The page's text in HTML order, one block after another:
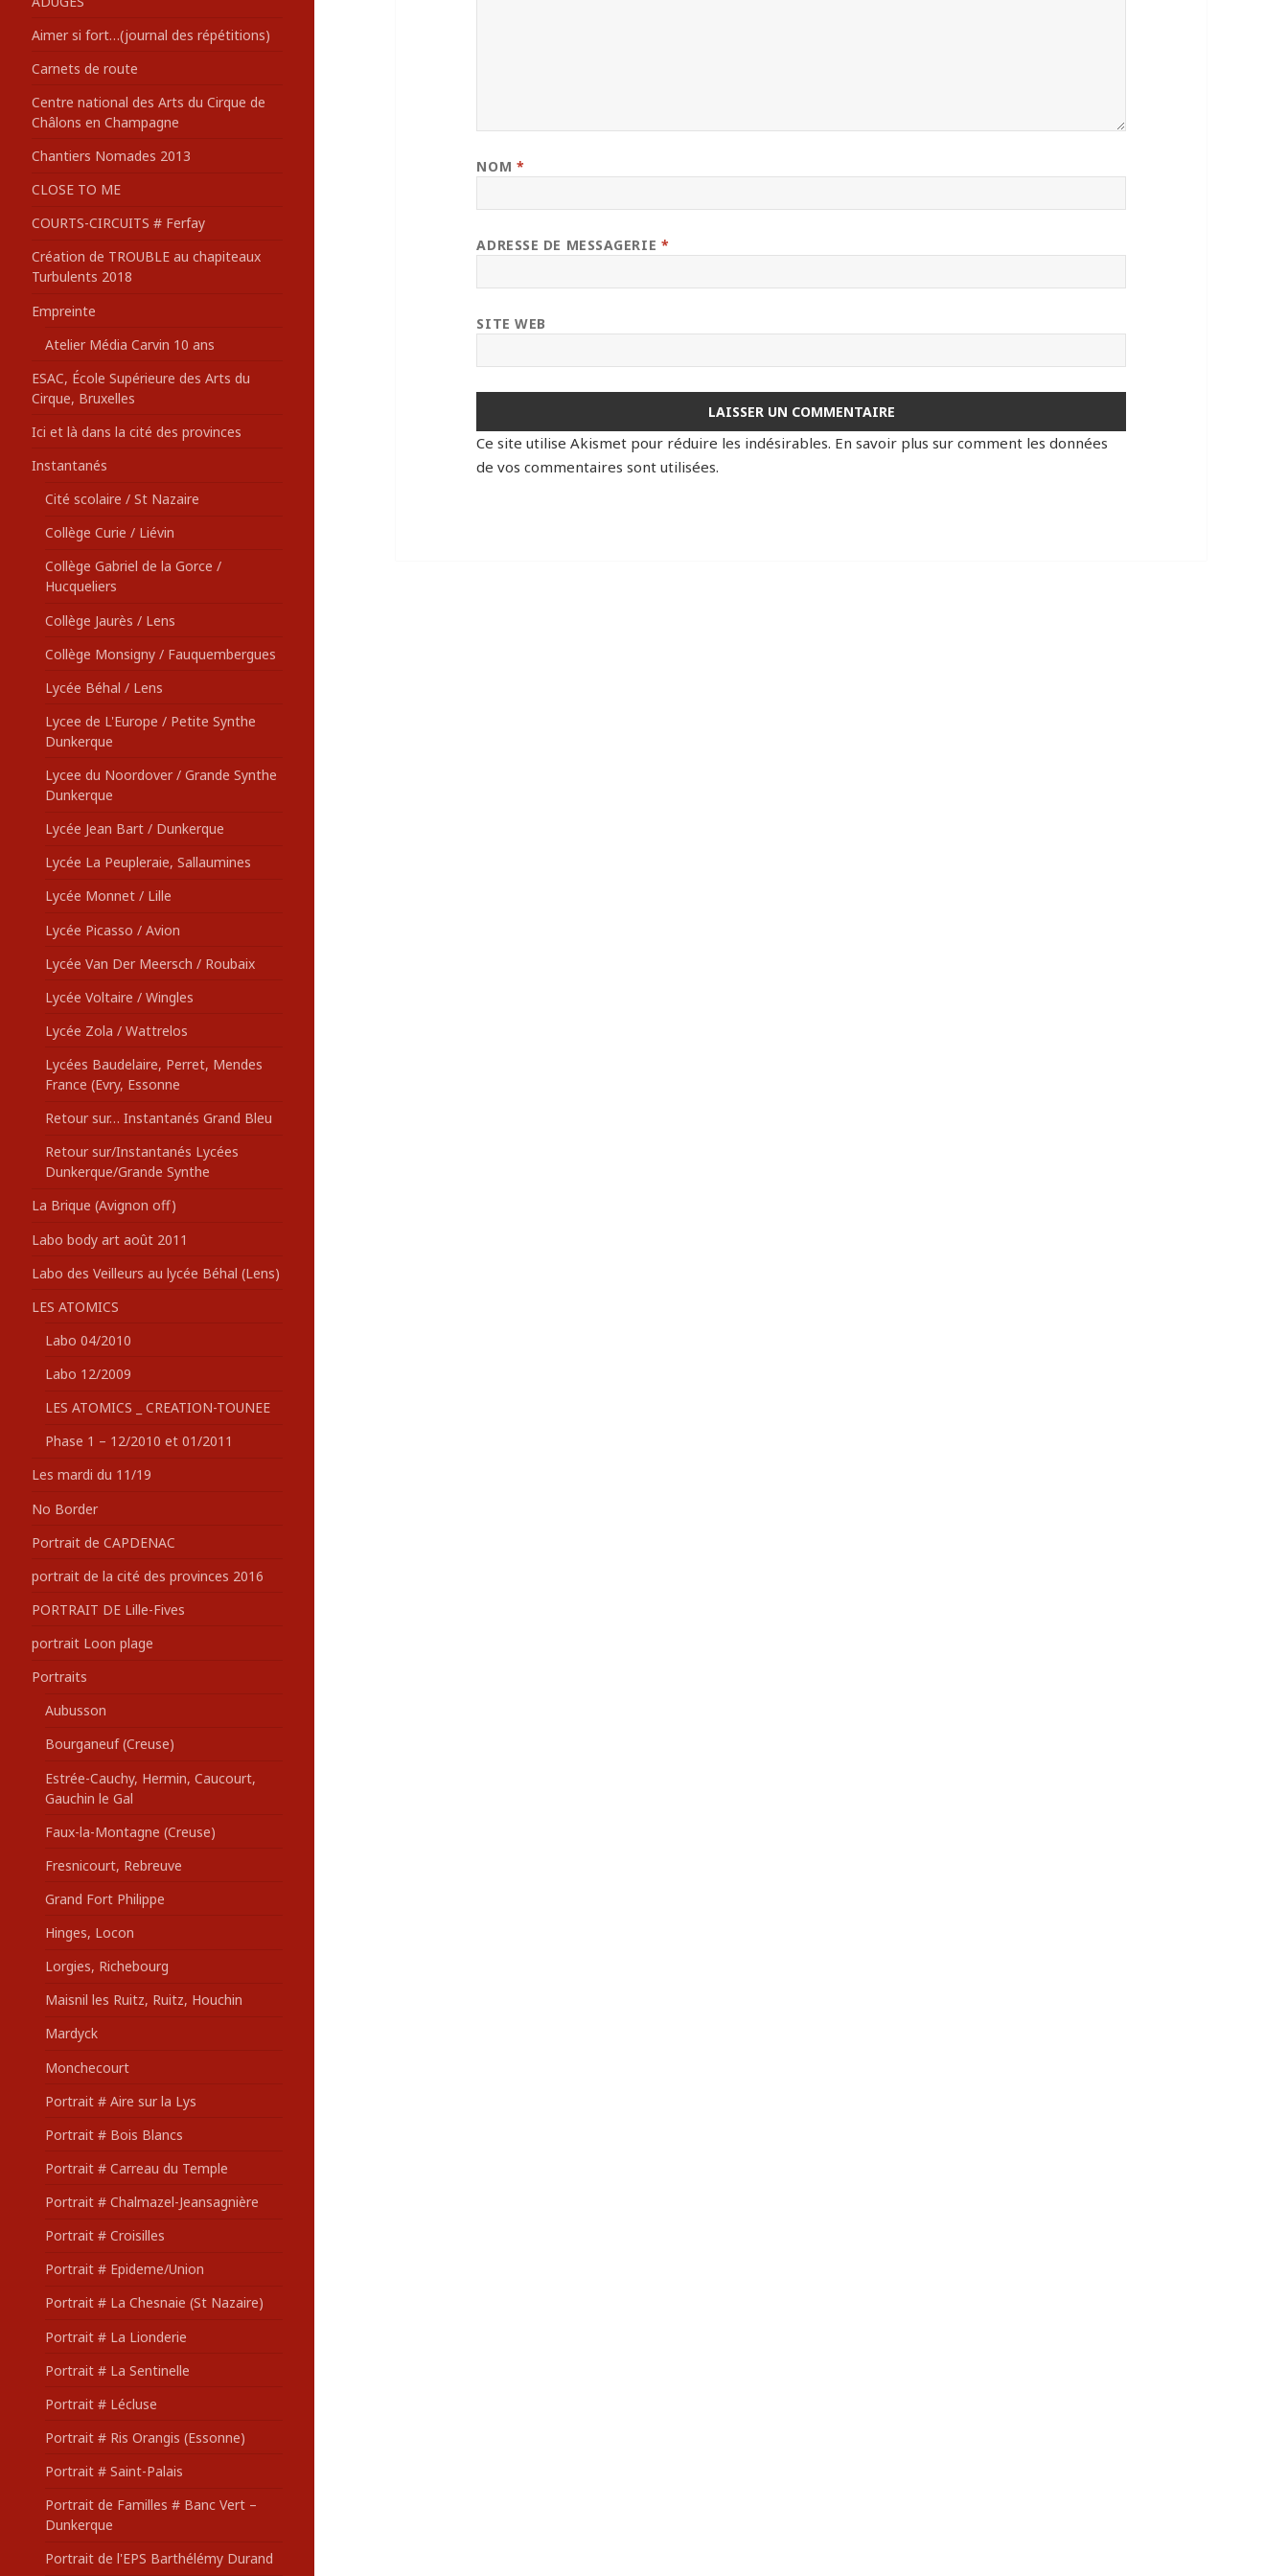
:Aimer si fort…(journal des répétitions)
Carnets de route
Centre national des Arts du Cirque de
Châlons en Champagne
Chantiers Nomades 2013
CLOSE TO ME
COURTS-CIRCUITS # Ferfay
Création de TROUBLE au chapiteaux
Turbulents 2018
Empreinte
Atelier Média Carvin 10 ans
ESAC, École Supérieure des Arts du
Cirque, Bruxelles
Ici et là dans la cité des provinces
Instantanés
Cité scolaire / St Nazaire
Collège Curie / Liévin
Collège Gabriel de la Gorce /
Hucqueliers
Collège Jaurès / Lens
Collège Monsigny / Fauquembergues
Lycée Béhal / Lens
Lycee de L'Europe / Petite Synthe
Dunkerque
Lycee du Noordover / Grande Synthe
Dunkerque
Lycée Jean Bart / Dunkerque
Lycée La Peupleraie, Sallaumines
Lycée Monnet / Lille
Lycée Picasso / Avion
Lycée Van Der Meersch / Roubaix
Lycée Voltaire / Wingles
Lycée Zola / Wattrelos
Lycées Baudelaire, Perret, Mendes
France (Evry, Essonne
Retour sur… Instantanés Grand Bleu
Retour sur/Instantanés Lycées
Dunkerque/Grande Synthe
La Brique (Avignon off)
Labo body art août 2011
Labo des Veilleurs au lycée Béhal (Lens)
LES ATOMICS
Labo 04/2010
Labo 12/2009
LES ATOMICS _ CREATION-TOUNEE
Phase 1 – 12/2010 et 01/2011
Les mardi du 11/19
No Border
Portrait de CAPDENAC
portrait de la cité des provinces 2016
PORTRAIT DE Lille-Fives
portrait Loon plage
Portraits
Aubusson
Bourganeuf (Creuse)
Estrée-Cauchy, Hermin, Caucourt,
Gauchin le Gal
Faux-la-Montagne (Creuse)
Fresnicourt, Rebreuve
Grand Fort Philippe
Hinges, Locon
Lorgies, Richebourg
Maisnil les Ruitz, Ruitz, Houchin
Mardyck
Monchecourt
Portrait # Aire sur la Lys
Portrait # Bois Blancs
Portrait # Carreau du Temple
Portrait # Chalmazel-Jeansagnière
Portrait # Croisilles
Portrait # Epideme/Union
Portrait # La Chesnaie (St Nazaire)
Portrait # La Lionderie
Portrait # La Sentinelle
Portrait # Lécluse
Portrait # Ris Orangis (Essonne)
Portrait # Saint-Palais
Portrait de Familles # Banc Vert –
Dunkerque
Portrait de l'EPS Barthélémy Durand
NOM *
ADRESSE DE MESSAGERIE *
SITE WEB
Ce site utilise Akismet pour réduire les indésirables. En savoir plus sur comment les données
de vos commentaires sont utilisées.